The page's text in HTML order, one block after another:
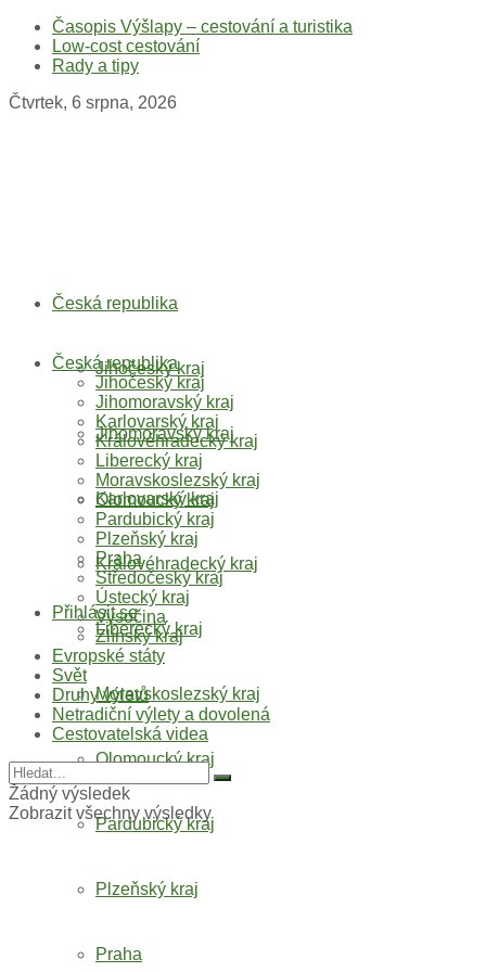
Časopis Výšlapy – cestování a turistika
Low-cost cestování
Rady a tipy
Čtvrtek, 6 srpna, 2026
Přihlásit se
Česká republika
Jihočeský kraj
Jihomoravský kraj
Karlovarský kraj
Královéhradecký kraj
Liberecký kraj
Moravskoslezský kraj
Olomoucký kraj
Pardubický kraj
Plzeňský kraj
Praha
Česká republika
Jihočeský kraj
Jihomoravský kraj
Karlovarský kraj
Královéhradecký kraj
Liberecký kraj
Moravskoslezský kraj
Olomoucký kraj
Pardubický kraj
Plzeňský kraj
Praha
Středočeský kraj
Ústecký kraj
Vysočina
Zlínský kraj
Evropské státy
Svět
Druhy výletů
Netradiční výlety a dovolená
Cestovatelská videa
Žádný výsledek